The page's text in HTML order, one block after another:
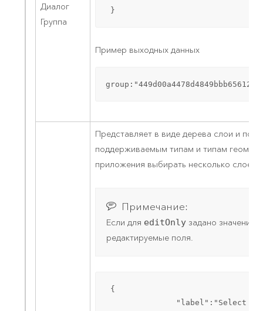
Диалог
Группа
}
Пример выходных данных
Представляет в виде дерева слои и
поддерживаемым типам и типам
приложения выбирать несколько слоев
Примечание:
Если для editOnlyзадано значение
редактируемые поля.
{
"label":"Select